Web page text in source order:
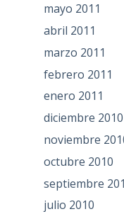
mayo 2011
abril 2011
marzo 2011
febrero 2011
enero 2011
diciembre 2010
noviembre
octubre 2010
septiembre
julio 2010